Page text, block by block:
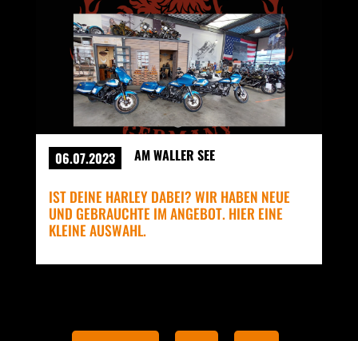
06.07.2023 AM WALLER SEE
IST DEINE HARLEY DABEI? WIR HABEN NEUE
UND GEBRAUCHTE IM ANGEBOT. HIER EINE
KLEINE AUSWAHL.